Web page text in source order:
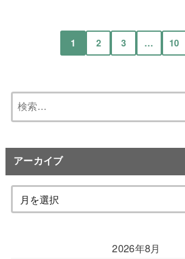
1 2 3 … 10
索:
アーカイブ
2026年8月